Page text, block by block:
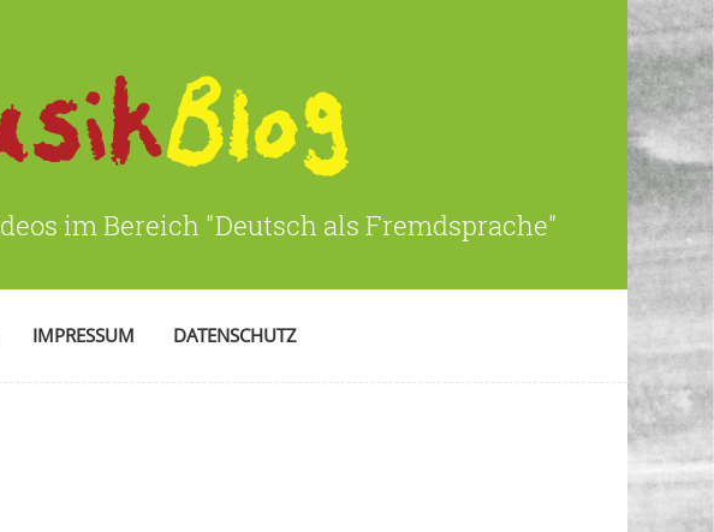
im Bereich "Deutsch als Fremdsprache"
IMPRESSUM DATENSCHUTZ